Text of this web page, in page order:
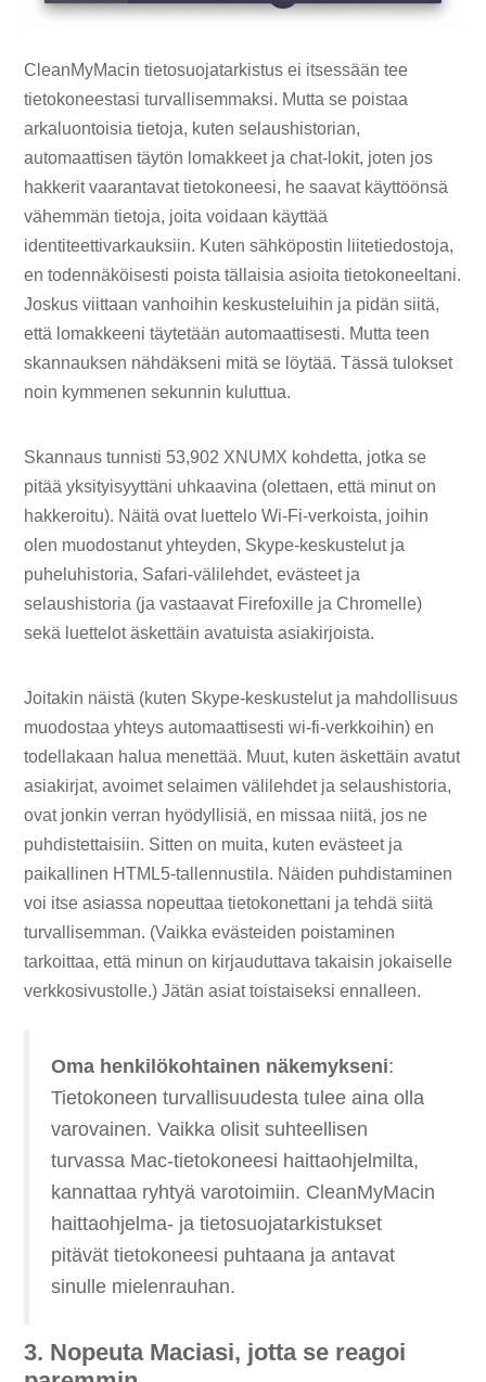
CleanMyMacin tietosuojatarkistus ei itsessään tee
tietokoneestasi turvallisemmaksi. Mutta se poistaa
arkaluontoisia tietoja, kuten selaushistorian,
automaattisen täytön lomakkeet ja chat-lokit, joten jos
hakkerit vaarantavat tietokoneesi, he saavat käyttöönsä
vähemmän tietoja, joita voidaan käyttää
identiteettivarkauksiin. Kuten sähköpostin liitetiedostoja,
en todennäköisesti poista tällaisia ​​asioita tietokoneeltani.
Joskus viittaan vanhoihin keskusteluihin ja pidän siitä,
että lomakkeeni täytetään automaattisesti. Mutta teen
skannauksen nähdäkseni mitä se löytää. Tässä tulokset
noin kymmenen sekunnin kuluttua.
Skannaus tunnisti 53,902 XNUMX kohdetta, jotka se
pitää yksityisyyttäni uhkaavina (olettaen, että minut on
hakkeroitu). Näitä ovat luettelo Wi-Fi-verkoista, joihin
olen muodostanut yhteyden, Skype-keskustelut ja
puheluhistoria, Safari-välilehdet, evästeet ja
selaushistoria (ja vastaavat Firefoxille ja Chromelle)
sekä luettelot äskettäin avatuista asiakirjoista.
Joitakin näistä (kuten Skype-keskustelut ja mahdollisuus
muodostaa yhteys automaattisesti wi-fi-verkkoihin) en
todellakaan halua menettää. Muut, kuten äskettäin avatut
asiakirjat, avoimet selaimen välilehdet ja selaushistoria,
ovat jonkin verran hyödyllisiä, en missaa niitä, jos ne
puhdistettaisiin. Sitten on muita, kuten evästeet ja
paikallinen HTML5-tallennustila. Näiden puhdistaminen
voi itse asiassa nopeuttaa tietokonettani ja tehdä siitä
turvallisemman. (Vaikka evästeiden poistaminen
tarkoittaa, että minun on kirjauduttava takaisin jokaiselle
verkkosivustolle.) Jätän asiat toistaiseksi ennalleen.
Oma henkilökohtainen näkemykseni:
Tietokoneen turvallisuudesta tulee aina olla
varovainen. Vaikka olisit suhteellisen
turvassa Mac-tietokoneesi haittaohjelmilta,
kannattaa ryhtyä varotoimiin. CleanMyMacin
haittaohjelma- ja tietosuojatarkistukset
pitävät tietokoneesi puhtaana ja antavat
sinulle mielenrauhan.
3. Nopeuta Maciasi, jotta se reagoi